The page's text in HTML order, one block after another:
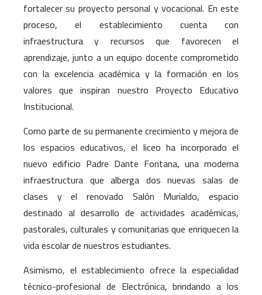
fortalecer su proyecto personal y vocacional. En este
proceso, el establecimiento cuenta con
infraestructura y recursos que favorecen el
aprendizaje, junto a un equipo docente comprometido
con la excelencia académica y la formación en los
valores que inspiran nuestro Proyecto Educativo
Institucional.
Como parte de su permanente crecimiento y mejora de
los espacios educativos, el liceo ha incorporado el
nuevo edificio Padre Dante Fontana, una moderna
infraestructura que alberga dos nuevas salas de
clases y el renovado Salón Murialdo, espacio
destinado al desarrollo de actividades académicas,
pastorales, culturales y comunitarias que enriquecen la
vida escolar de nuestros estudiantes.
Asimismo, el establecimiento ofrece la especialidad
técnico-profesional de Electrónica, brindando a los